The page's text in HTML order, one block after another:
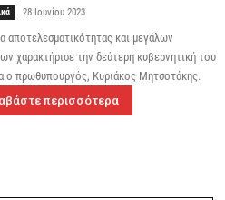
28 Ιουνίου 2023
αποτελεσματικότητας και μεγάλων
χαρακτήρισε την δεύτερη κυβερνητική του
ο πρωθυπουργός, Κυριάκος Μητσοτάκης.
περισσότερα